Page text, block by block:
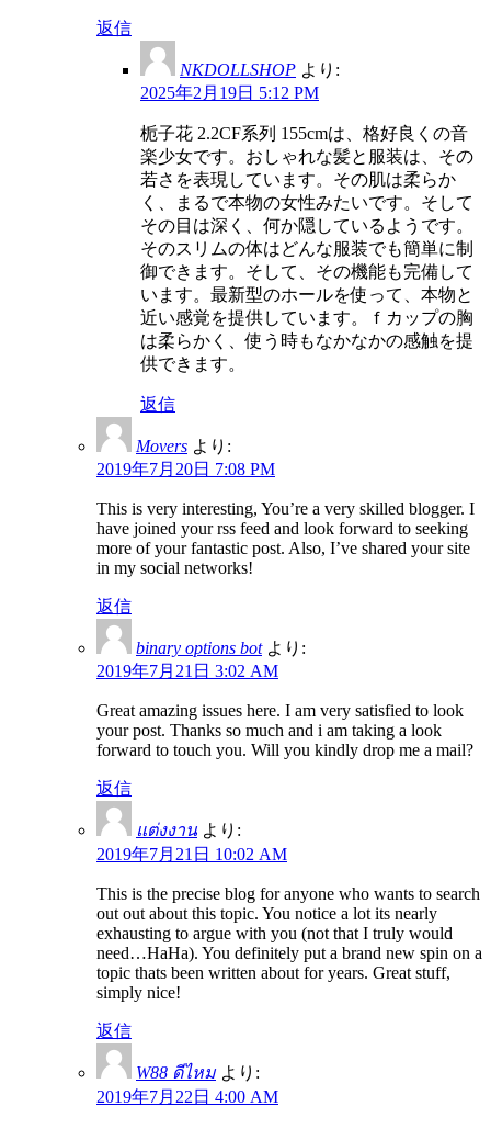
返信
NKDOLLSHOP より:
2025年2月19日 5:12 PM
栀子花 2.2CF系列 155cmは、格好良くの音
楽少女です。おしゃれな髪と服装は、その
若さを表現しています。その肌は柔らか
く、まるで本物の女性みたいです。そして
その目は深く、何か隠しているようです。
そのスリムの体はどんな服装でも簡単に制
御できます。そして、その機能も完備して
います。最新型のホールを使って、本物と
近い感覚を提供しています。ｆカップの胸
は柔らかく、使う時もなかなかの感触を提
供できます。
返信
Movers より:
2019年7月20日 7:08 PM
This is very interesting, You’re a very skilled blogger. I
have joined your rss feed and look forward to seeking
more of your fantastic post. Also, I’ve shared your site
in my social networks!
返信
binary options bot より:
2019年7月21日 3:02 AM
Great amazing issues here. I am very satisfied to look
your post. Thanks so much and i am taking a look
forward to touch you. Will you kindly drop me a mail?
返信
แต่งงาน より:
2019年7月21日 10:02 AM
This is the precise blog for anyone who wants to search
out out about this topic. You notice a lot its nearly
exhausting to argue with you (not that I truly would
need…HaHa). You definitely put a brand new spin on a
topic thats been written about for years. Great stuff,
simply nice!
返信
W88 ดีไหม より:
2019年7月22日 4:00 AM